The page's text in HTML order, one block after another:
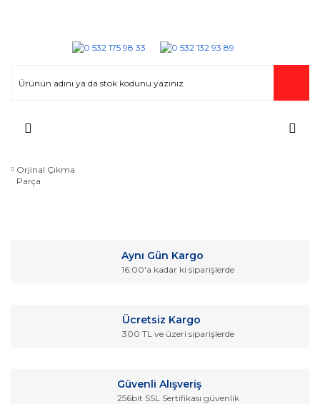
Orjinal Çıkma
Parça
Aynı Gün Kargo
16:00'a kadar ki siparişlerde
Ücretsiz Kargo
300 TL ve üzeri siparişlerde
Güvenli Alışveriş
256bit SSL Sertifikası güvenlik